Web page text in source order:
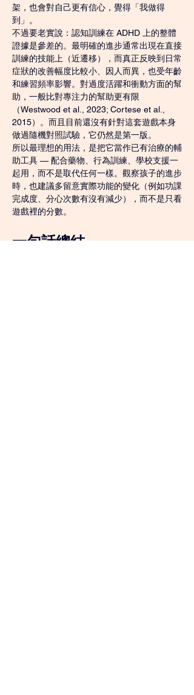
架，也會對自己更有信心，覺得「我做得
到」。
不過要老實說：認知訓練在 ADHD 上的整體
證據是參差的。最明確的進步通常出現在直接
訓練的技能上（近遷移），而真正反映到日常
症狀的改善幅度比較小、因人而異，也受年齡
和練習頻率影響。對過度活躍和衝動方面的幫
助，一般比對專注力的幫助更有限
（Westwood et al., 2023; Cortese et al.,
2015）。而且目前還沒有針對這套遊戲本身
做過隨機對照試驗，它仍然是第一版。
所以最理想的用法，是把它當作已有治療的輔
助工具 — 配合藥物、行為訓練、學校支援一
起用，而不是取代任何一樣。觀察孩子的進步
時，也建議多留意實際功能的變化（例如功課
完成度、分心次數有沒有減少），而不是只看
遊戲裡的分數。
一句話總結